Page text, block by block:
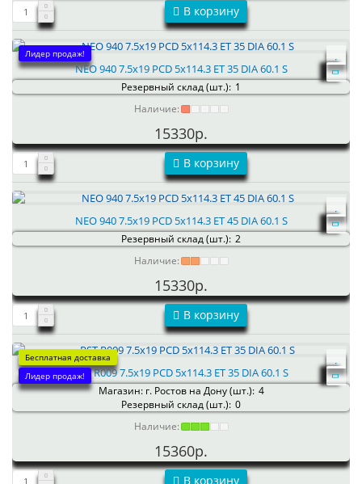
В корзину
Лидер продаж!
NEO 940 7.5x19 PCD 5x114.3 ET 35 DIA 60.1 S
Резервный склад (шт.): 1
Наличие:
15330р.
В корзину
NEO 940 7.5x19 PCD 5x114.3 ET 45 DIA 60.1 S
Резервный склад (шт.): 2
Наличие:
15330р.
В корзину
Бесплатная доставка
Лидер продаж!RST R009 7.5x19 PCD 5x114.3 ET 35 DIA 60.1 S
Магазин: г. Ростов на Дону (шт.): 4
Резервный склад (шт.): 0
Наличие:
15360р.
В корзину